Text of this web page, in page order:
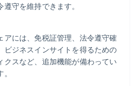
守を維持できます。
アには、免税証管理、法令遵守確
ビジネスインサイトを得るための
クスなど、追加機能が備わってい